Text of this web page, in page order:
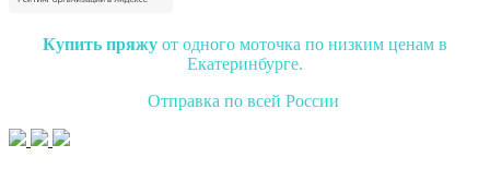
Купить пряжу от одного моточка по низким ценам в
Екатеринбурге.
Отправка по всей России